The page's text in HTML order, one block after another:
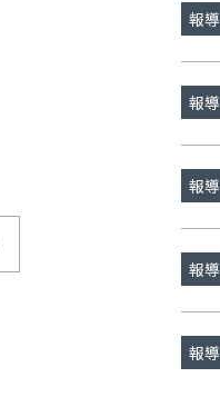
報導
報導
報導
報導
報導